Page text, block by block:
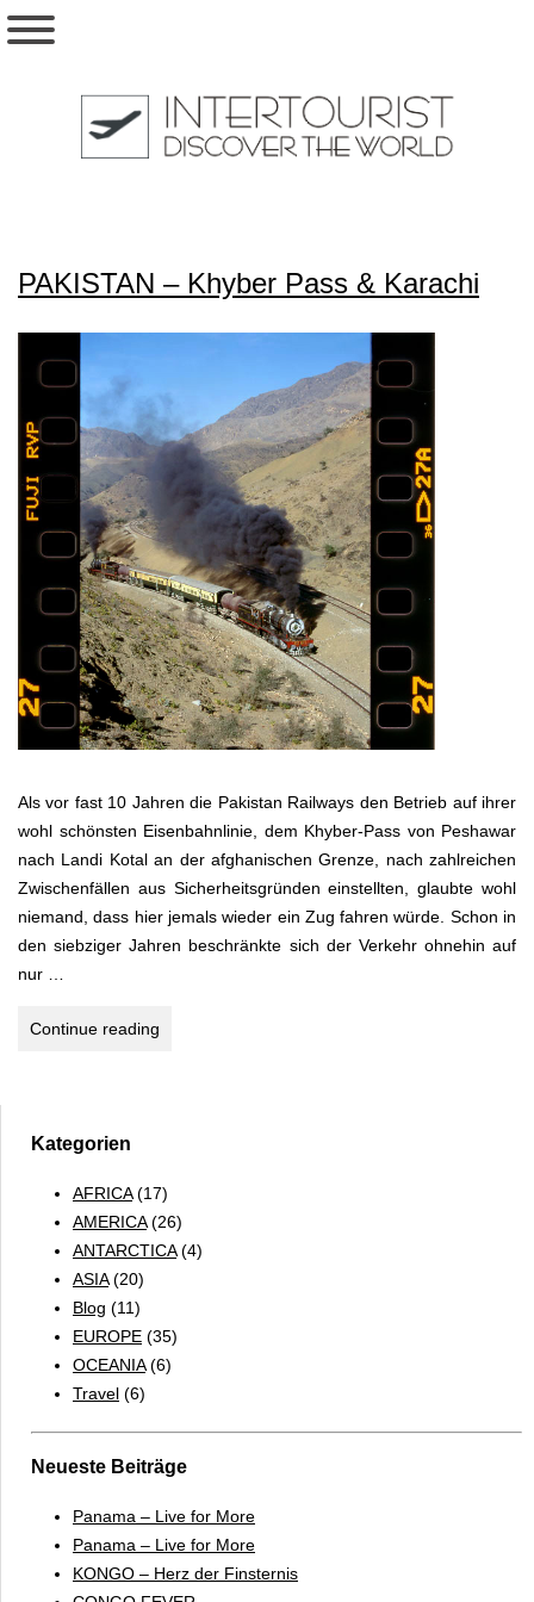
PAKISTAN – Khyber Pass & Karachi
Als vor fast 10 Jahren die Pakistan Railways den Betrieb auf ihrer
wohl schönsten Eisenbahnlinie, dem Khyber-Pass von Peshawar
nach Landi Kotal an der afghanischen Grenze, nach zahlreichen
Zwischenfällen aus Sicherheitsgründen einstellten, glaubte wohl
niemand, dass hier jemals wieder ein Zug fahren würde. Schon in
den siebziger Jahren beschränkte sich der Verkehr ohnehin auf
nur …
Continue reading
Kategorien
AFRICA(17)
AMERICA(26)
ANTARCTICA(4)
ASIA(20)
Blog (11)
EUROPE (35)
OCEANIA(6)
Travel (6)
Neueste Beiträge
Panama – Live for More
Panama – Live for More
KONGO – Herz der Finsternis